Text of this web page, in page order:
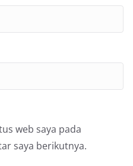
web saya pada
saya berikutnya.